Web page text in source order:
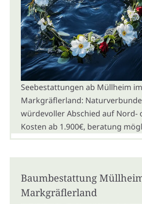
Seebestattungen ab Müllheim im
Markgräflerland:
würdevoller Abschied auf Nord-
Kosten ab 1.900€, beratung
Baumbestattung
Markgräflerland